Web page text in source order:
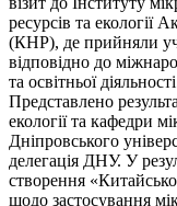
ресурсів та екології
(КНР), де прийняли
відповідно до
та освітньої
Представлено
екології та кафедри
Дніпровського
делегація ДНУ. У
створення
щодо застосування